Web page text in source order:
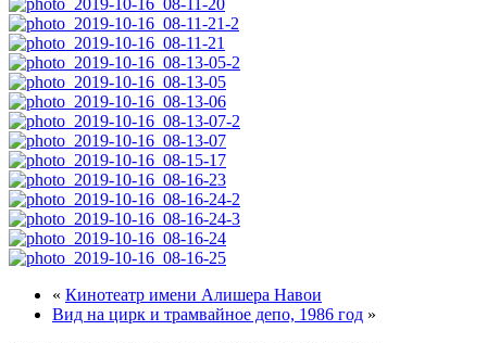
« Кинотеатр имени Алишера Навои
Вид на цирк и трамвайное депо, 1986 год »